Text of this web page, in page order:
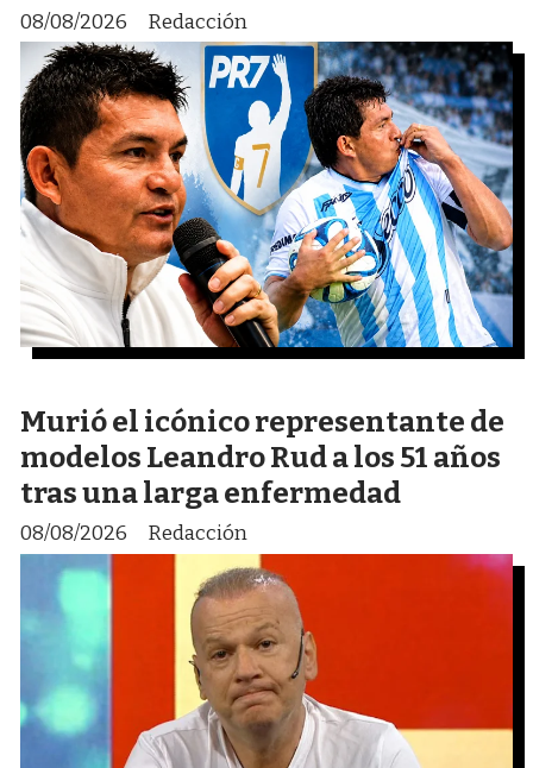
Redacción
08/08/2026
Murió el icónico representante de
modelos Leandro Rud a los 51 años
tras una larga enfermedad
Redacción
08/08/2026